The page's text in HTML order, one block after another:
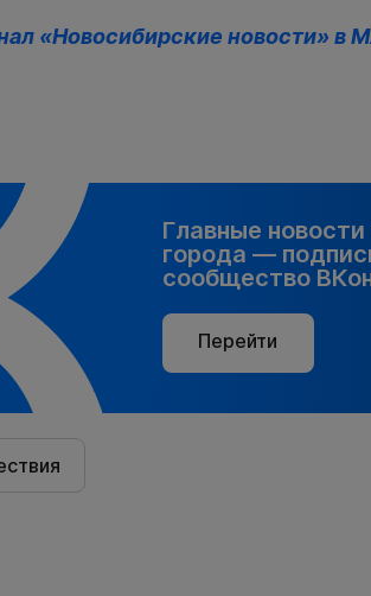
«Новосибирские новости» в
Главные
города —
сообщество
Перейти